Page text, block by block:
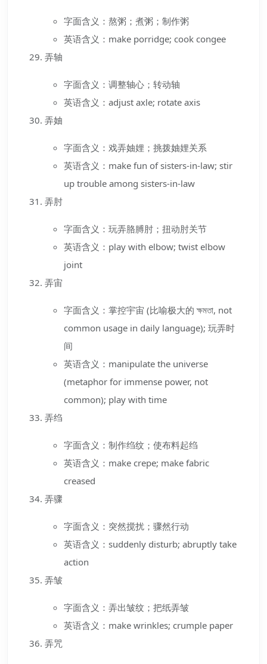
字面含义：熬粥；煮粥；制作粥
英语含义：make porridge; cook congee
弄轴
字面含义：调整轴心；转动轴
英语含义：adjust axle; rotate axis
弄妯
字面含义：戏弄妯娌；挑拨妯娌关系
英语含义：make fun of sisters-in-law; stir
up trouble among sisters-in-law
弄肘
字面含义：玩弄胳膊肘；扭动肘关节
英语含义：play with elbow; twist elbow
joint
弄宙
字面含义：掌控宇宙 (比喻极大的 ক্ষমতা, not
common usage in daily language); 玩弄时
间
英语含义：manipulate the universe
(metaphor for immense power, not
common); play with time
弄绉
字面含义：制作绉纹；使布料起绉
英语含义：make crepe; make fabric
creased
弄骤
字面含义：突然搅扰；骤然行动
英语含义：suddenly disturb; abruptly take
action
弄皱
字面含义：弄出皱纹；把纸弄皱
英语含义：make wrinkles; crumple paper
弄咒